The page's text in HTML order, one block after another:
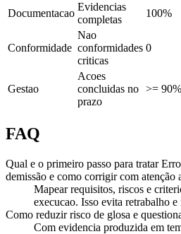
Documentacao
Evidencias
completas
100%
Conformidade
Nao
conformidades
criticas
0
Gestao
Acoes
concluidas no
prazo
>= 90%
FAQ
Qual e o primeiro passo para tratar
demissão e como corrigir com atenção
Mapear requisitos, riscos e
execucao. Isso evita retrabalho
Como reduzir risco de glosa e
Com evidencia produzida em